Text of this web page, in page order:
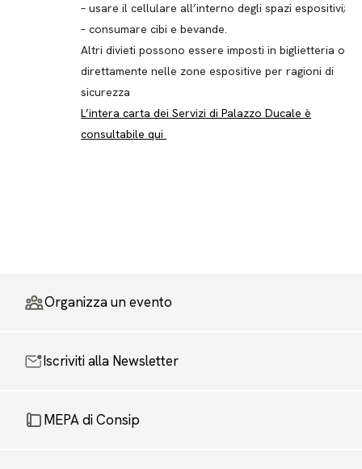
– usare il cellulare all’interno degli spazi espositivi;
– consumare cibi e bevande.
Altri divieti possono essere imposti in biglietteria o
direttamente nelle zone espositive per ragioni di
sicurezza
L’intera carta dei Servizi di Palazzo Ducale è
consultabile qui
Organizza un evento
Iscriviti alla Newsletter
MEPA di Consip